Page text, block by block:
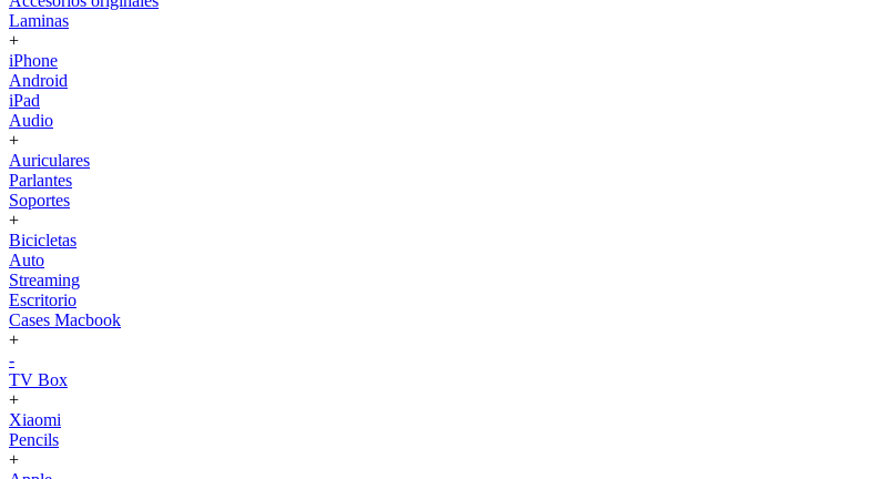
Laminas
+
iPhone
Android
iPad
Audio
+
Auriculares
Parlantes
Soportes
+
Bicicletas
Auto
Streaming
Escritorio
Cases Macbook
+
-
TV Box
+
Xiaomi
Pencils
+